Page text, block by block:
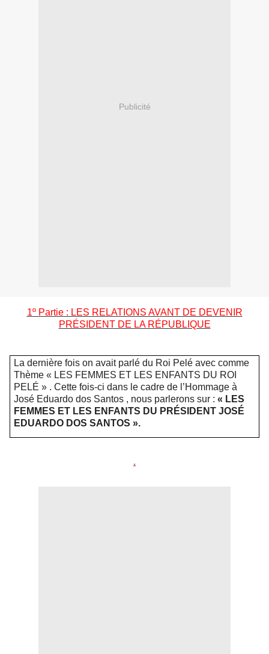
Publicité
1º Partie : LES RELATIONS AVANT DE DEVENIR
PRÉSIDENT DE LA RÉPUBLIQUE
La dernière fois on avait parlé du Roi Pelé avec comme
Thème « LES FEMMES ET LES ENFANTS DU ROI
PELÉ » . Cette fois-ci dans le cadre de l’Hommage à
José Eduardo dos Santos , nous parlerons sur : « LES
FEMMES ET LES ENFANTS DU PRÉSIDENT JOSÉ
EDUARDO DOS SANTOS ».
.